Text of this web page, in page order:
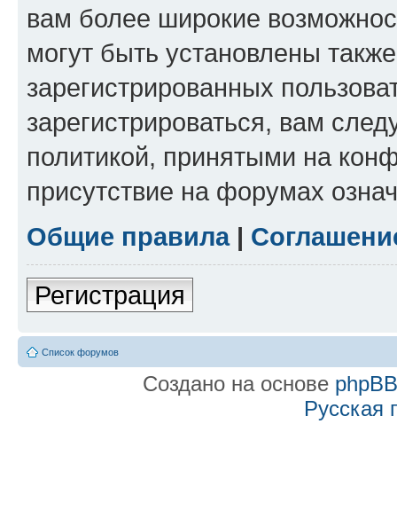
вам более широкие
могут быть установлены
зарегистрированных
зарегистрироваться, вам
политикой, принятыми на
присутствие на форумах
Общие правила|
Регистрация
Список форумов
Создано на основе phpBB
Русская